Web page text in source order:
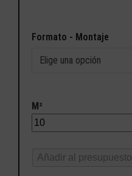
Formato - Montaje
M²
Añadir al presupuesto